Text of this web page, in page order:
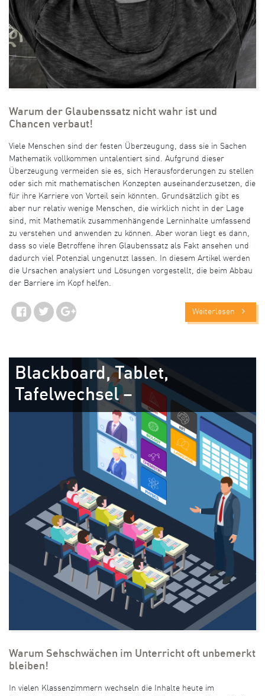
Warum der Glaubenssatz nicht wahr ist und
Chancen verbaut!
Viele Menschen sind der festen Überzeugung, dass sie in Sachen
Mathematik vollkommen untalentiert sind. Aufgrund dieser
Überzeugung vermeiden sie es, sich Herausforderungen zu stellen
oder sich mit mathematischen Konzepten auseinanderzusetzen, die
für ihre Karriere von Vorteil sein könnten. Grundsätzlich gibt es
aber nur relativ wenige Menschen, die wirklich nicht in der Lage
sind, mit Mathematik zusammenhängende Lerninhalte umfassend
zu verstehen und anwenden zu können. Aber woran liegt es dann,
dass so viele Betroffene ihren Glaubenssatz als Fakt ansehen und
dadurch viel Potenzial ungenutzt lassen. In diesem Artikel werden
die Ursachen analysiert und Lösungen vorgestellt, die beim Abbau
der Barriere im Kopf helfen.
Weiterlesen
Blackboard, Tablet,
Tafelwechsel –
Warum Sehschwächen im Unterricht oft unbemerkt
bleiben!
In vielen Klassenzimmern wechseln die Inhalte heute im